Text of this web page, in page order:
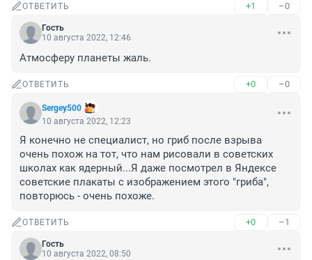
ОТВЕТИТЬ +1 –0
Гость
10 августа 2022, 12:46
Атмосферу планеты жаль.
ОТВЕТИТЬ +0 –0
Sergey500
10 августа 2022, 12:23
Я конечно не специалист, но гриб после взрыва
очень похож на тот, что нам рисовали в советских
школах как ядерный...Я даже посмотрел в Яндексе
советские плакаты с изображением этого "гриба",
повторюсь - очень похоже.
ОТВЕТИТЬ +0 –1
Гость
10 августа 2022, 08:50